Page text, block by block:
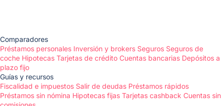
Comparadores
Préstamos personales Inversión y brokers Seguros Seguros de
coche Hipotecas Tarjetas de crédito Cuentas bancarias Depósitos a
plazo fijo
Guías y recursos
Fiscalidad e impuestos Salir de deudas Préstamos rápidos
Préstamos sin nómina Hipotecas fijas Tarjetas cashback Cuentas sin